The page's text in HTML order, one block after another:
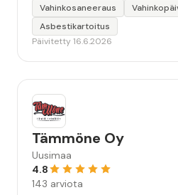
Vahinkosaneeraus
Asbestikartoitus
Päivitetty 16.6.2026
Tämmöne Oy
Uusimaa
4.8
143 arviota